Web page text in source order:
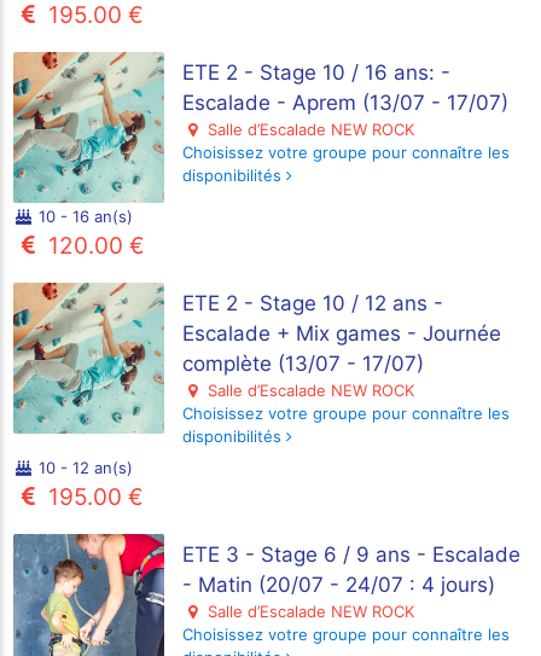
195.00 €
ETE 2 - Stage 10 / 16 ans: -
Escalade - Aprem (13/07 - 17/07)
Salle d’Escalade NEW ROCK
Choisissez votre groupe pour connaître les
disponibilités
10 - 16 an(s)
120.00 €
ETE 2 - Stage 10 / 12 ans -
Escalade + Mix games - Journée
complète (13/07 - 17/07)
Salle d’Escalade NEW ROCK
Choisissez votre groupe pour connaître les
disponibilités
10 - 12 an(s)
195.00 €
ETE 3 - Stage 6 / 9 ans - Escalade
- Matin (20/07 - 24/07 : 4 jours)
Salle d’Escalade NEW ROCK
Choisissez votre groupe pour connaître les